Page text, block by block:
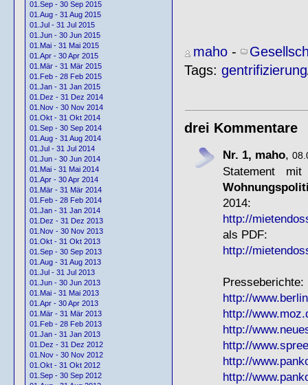
01.Sep - 30 Sep 2015
01.Aug - 31 Aug 2015
01.Jul - 31 Jul 2015
01.Jun - 30 Jun 2015
01.Mai - 31 Mai 2015
01.Apr - 30 Apr 2015
01.Mär - 31 Mär 2015
01.Feb - 28 Feb 2015
01.Jan - 31 Jan 2015
01.Dez - 31 Dez 2014
01.Nov - 30 Nov 2014
01.Okt - 31 Okt 2014
01.Sep - 30 Sep 2014
01.Aug - 31 Aug 2014
01.Jul - 31 Jul 2014
01.Jun - 30 Jun 2014
01.Mai - 31 Mai 2014
01.Apr - 30 Apr 2014
01.Mär - 31 Mär 2014
01.Feb - 28 Feb 2014
01.Jan - 31 Jan 2014
01.Dez - 31 Dez 2013
01.Nov - 30 Nov 2013
01.Okt - 31 Okt 2013
01.Sep - 30 Sep 2013
01.Aug - 31 Aug 2013
01.Jul - 31 Jul 2013
01.Jun - 30 Jun 2013
01.Mai - 31 Mai 2013
01.Apr - 30 Apr 2013
01.Mär - 31 Mär 2013
01.Feb - 28 Feb 2013
01.Jan - 31 Jan 2013
01.Dez - 31 Dez 2012
01.Nov - 30 Nov 2012
01.Okt - 31 Okt 2012
01.Sep - 30 Sep 2012
maho-
Tags: gentrifizierung
drei Kommentare
Nr. 1, maho,
Statement
2014:
http://
als PDF:
http://
Presseberichte:
http://
http://
http://
http://
http://
http://